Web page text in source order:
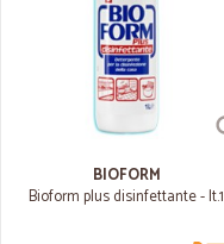
BIOFORM
Bioform plus disinfettante - lt.1